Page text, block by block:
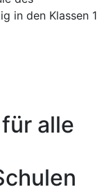
in den Klassen 1
alle